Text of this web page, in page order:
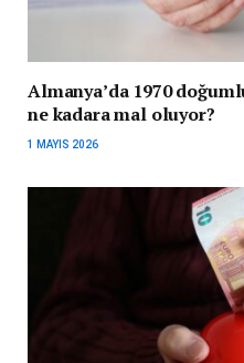
Almanya’da 1970
ne kadara mal oluyor?
1 MAYIS 2026